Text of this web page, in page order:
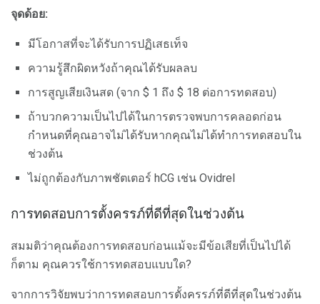
จุดด้อย:
มีโอกาสที่จะได้รับการปฏิเสธเท็จ
ความรู้สึกผิดหวังถ้าคุณได้รับผลลบ
การสูญเสียเงินสด (จาก $ 1 ถึง $ 18 ต่อการทดสอบ)
ถ้าบวกความเป็นไปได้ในการตรวจพบการคลอดก่อน
กำหนดที่คุณอาจไม่ได้รับหากคุณไม่ได้ทำการทดสอบใน
ช่วงต้น
ไม่ถูกต้องกับภาพชัตเตอร์ hCG เช่น Ovidrel
การทดสอบการตั้งครรภ์ที่ดีที่สุดในช่วงต้น
สมมติว่าคุณต้องการทดสอบก่อนแม้จะมีข้อเสียที่เป็นไปได้
ก็ตาม คุณควรใช้การทดสอบแบบใด?
จากการวิจัยพบว่าการทดสอบการตั้งครรภ์ที่ดีที่สุดในช่วงต้น